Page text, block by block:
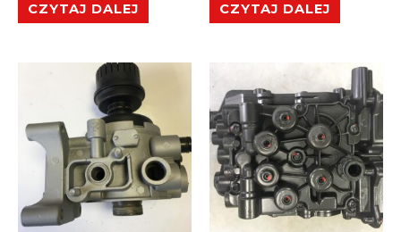
na
5
CZYTAJ DALEJ
na
5
CZYTAJ DALEJ